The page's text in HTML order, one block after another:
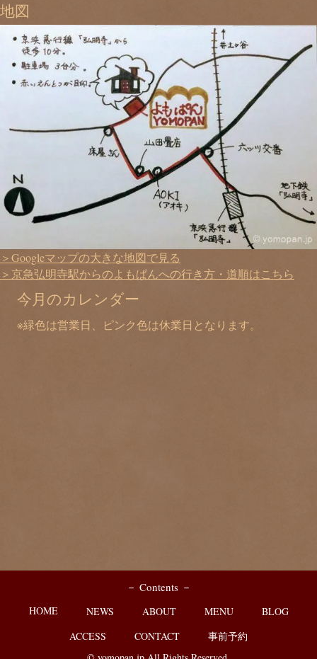
地図
＞Googleマップの大きな地図で見る
＞京急弘明寺駅からのよもぱんへの行き方・道順はこちら
今月のカレンダー
※緑色は営業日、ピンク色は休業日となります。
－ Contents －
HOME NEWS ABOUT MENU
BLOG
ACCESS
CONTACT
事前予約